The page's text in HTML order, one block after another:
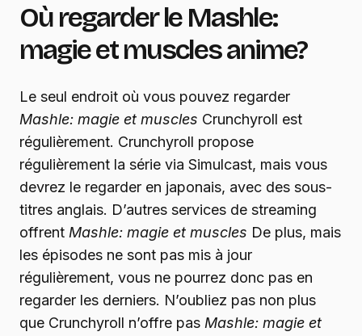
Où regarder leMashle:
magie et musclesanime?
Le seul endroit où vous pouvez regarder
Mashle: magie et muscles Crunchyroll est
régulièrement. Crunchyroll propose
régulièrement la série via Simulcast, mais vous
devrez le regarder en japonais, avec des sous-
titres anglais. D’autres services de streaming
offrent Mashle: magie et muscles De plus, mais
les épisodes ne sont pas mis à jour
régulièrement, vous ne pourrez donc pas en
regarder les derniers. N’oubliez pas non plus
que Crunchyroll n’offre pas Mashle: magie et